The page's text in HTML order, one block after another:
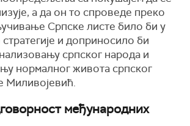
а да он то спроведе преко
Српске листе било би у
и доприносило би
српског народа и
нормалног живота српског
Миливојевић.
међународних